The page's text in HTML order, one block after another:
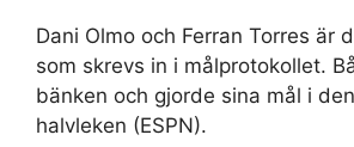
Dani Olmo och Ferran Torres är
som skrevs in i målprotokollet.
bänken och gjorde sina mål i
halvleken (ESPN).